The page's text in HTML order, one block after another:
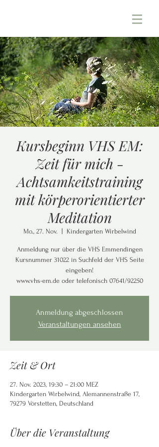
Kursbeginn VHS EM:
Zeit für mich -
Achtsamkeitstraining
mit körperorientierter
Meditation
Mo., 27. Nov. Kindergarten Wirbelwind
Anmeldung nur über die VHS Emmendingen
Kursnummer 31022 in Suchfeld der VHS Seite
eingeben!
www.vhs-em.de oder telefonisch 07641/92250
Anmeldung abgeschlossen
Veranstaltungen ansehen
Zeit & Ort
27. Nov. 2023, 19:30 – 21:00 MEZ
Kindergarten Wirbelwind, Alemannenstraße 17,
79279 Vörstetten, Deutschland
Über die Veranstaltung